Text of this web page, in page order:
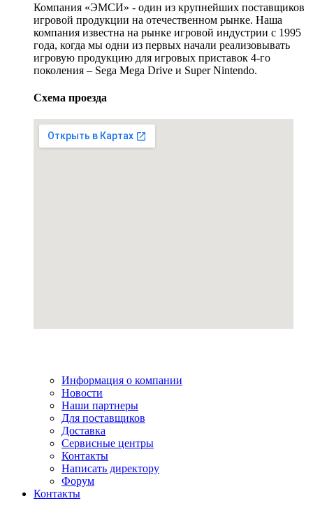
Компания «ЭМСИ» - один из крупнейших поставщиков
игровой продукции на отечественном рынке. Наша
компания известна на рынке игровой индустрии с 1995
года, когда мы одни из первых начали реализовывать
игровую продукцию для игровых приставок 4-го
поколения – Sega Mega Drive и Super Nintendo.
Схема проезда
Информация о компании
Новости
Наши партнеры
Для поставщиков
Доставка
Сервисные центры
Контакты
Написать директору
Форум
Контакты